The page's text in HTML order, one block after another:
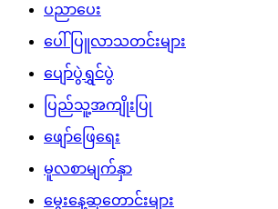
ပညာပေး
ပေါ်ပြူလာသတင်းများ
ပျော်ပွဲရွှင်ပွဲ
ပြည်သူ့အကျိုးပြု
ဖျော်ဖြေရေး
မူလစာမျက်နှာ
မွေးနေ့ဆုတောင်းများ